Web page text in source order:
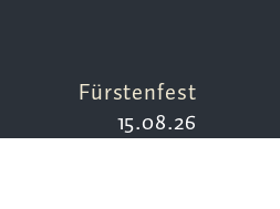
Fürstenfest
15.08.26